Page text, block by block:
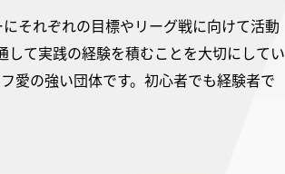
それぞれの目標やリーグ戦に向けて活動
て実践の経験を積むことを大切にしてい
愛の強い団体です。初心者でも経験者で